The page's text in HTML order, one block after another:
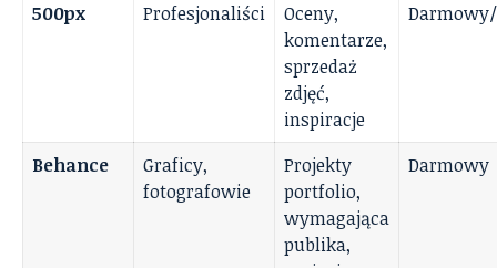
500px Profesjonaliści
Oceny,
komentarze,
sprzedaż
zdjęć,
inspiracje
Behance
Graficy,
fotografowie
Projekty
portfolio,
wymagająca
publika,
Darmowy